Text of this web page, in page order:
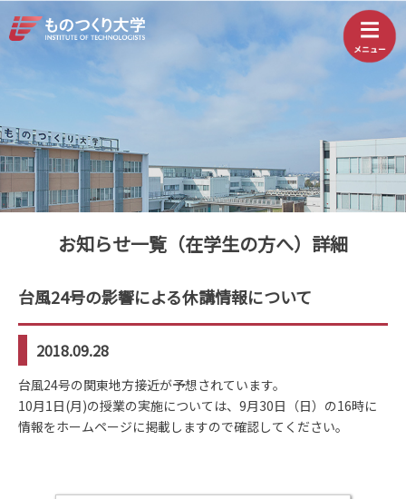
お知らせ一覧（在学生の方へ）詳細
台風24号の影響による休講情報について
2018.09.28
台風24号の関東地方接近が予想されています。
10月1日(月)の授業の実施については、9月30日（日）の16時に
情報をホームページに掲載しますので確認してください。